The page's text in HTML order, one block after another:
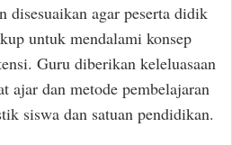
disesuaikan agar peserta didik
untuk mendalami konsep
Guru diberikan keleluasaan
ajar dan metode pembelajaran
siswa dan satuan pendidikan.